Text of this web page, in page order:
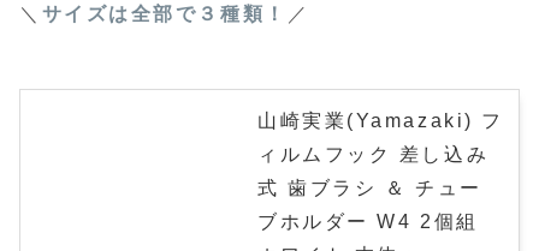
＼ サイズは全部で３種類！ ／
山崎実業(Yamazaki) フ
ィルムフック 差し込み
式 歯ブラシ ＆ チュー
ブホルダー W4 2個組